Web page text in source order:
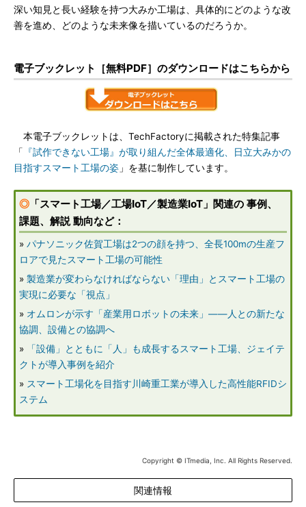
深い知見と長い経験を持つ大みか工場は、具体的にどのような改
善を進め、どのような未来像を描いているのだろうか。
電子ブックレット［無料PDF］のダウンロードはこちらから
本電子ブックレットは、TechFactoryに掲載された特集記事
「
『試作できない工場』が取り組んだ全体最適化、日立大みかの
目指すスマート工場の姿 」を基に制作しています。
◎ 「スマート工場／工場IoT／製造業IoT」関連の 事例、
課題、解説 動向など：
» パナソニック佐賀工場は2つの顔を持つ、全長100mの生産フ
ロアで見たスマート工場の可能性
» 製造業が変わらなければならない「理由」とスマート工場の
実現に必要な「視点」
» オムロンが示す「産業用ロボットの未来」――人との新たな
協調、設備との協調へ
»
「設備」とともに「人」も成長するスマート工場、ジェイテ
クトが導入事例を紹介
» スマート工場化を目指す川崎重工業が導入した高性能RFIDシ
ステム
Copyright © ITmedia, Inc. All Rights Reserved.
関連情報